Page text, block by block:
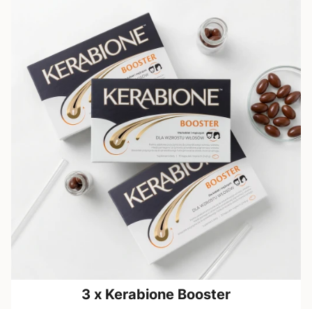
3 x Kerabione Booster